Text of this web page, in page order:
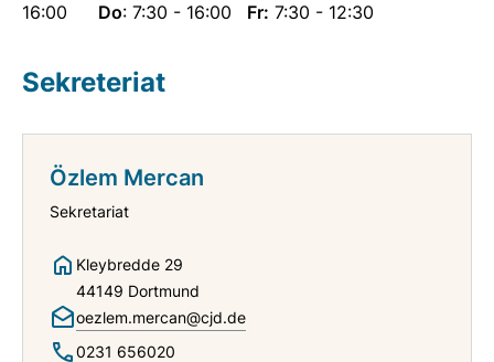
16:00
Do: 7:30 - 16:00 Fr: 7:30 - 12:30
Sekreteriat
Özlem Mercan
Sekretariat
Kleybredde 29
44149 Dortmund
oezlem.mercan@cjd.de
0231 656020